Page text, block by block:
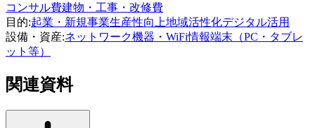
コンサル費建物・工事・改修費
目的:起業・新規事業生産性向上地域活性化デジタル活用
設備・資産:ネットワーク機器・WiFi情報端末（PC・タブレ
ット等）
関連資料